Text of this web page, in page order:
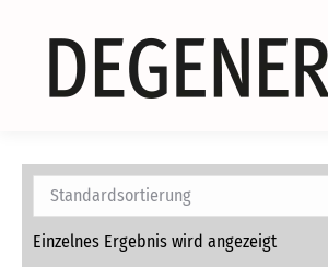
Einzelnes Ergebnis wird angezeigt